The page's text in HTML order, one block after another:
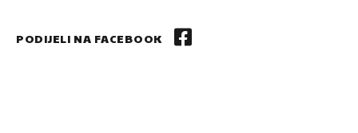
PODIJELI NA FACEBOOK